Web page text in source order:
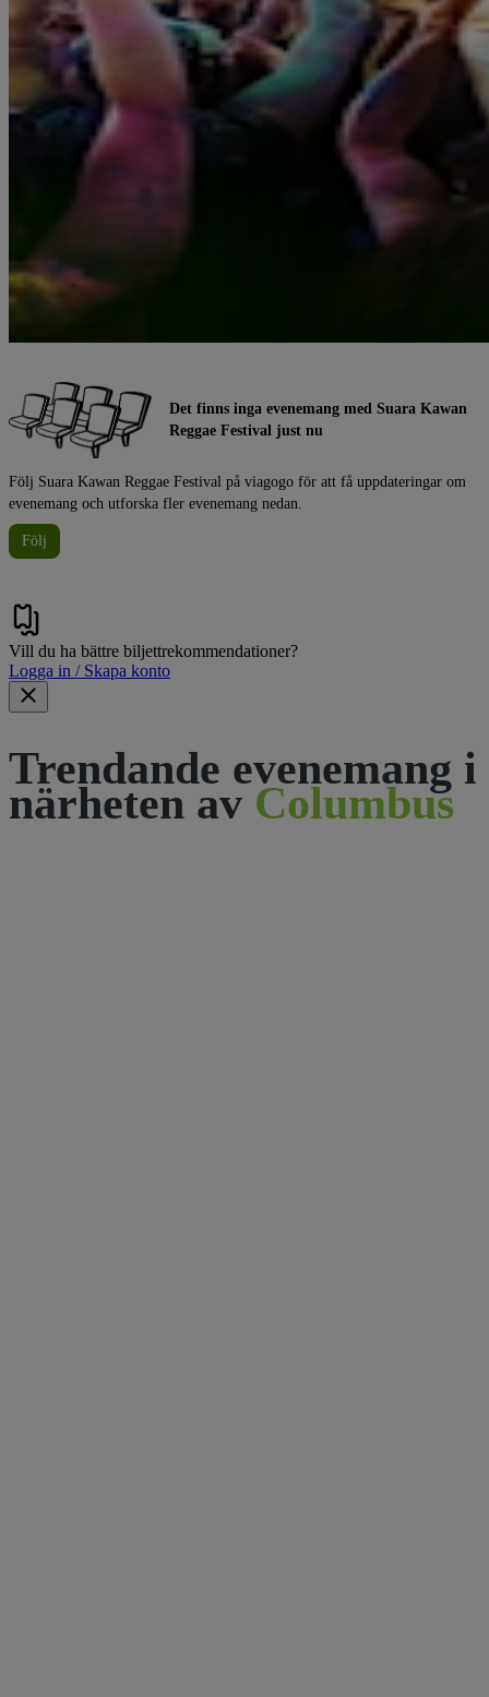
Det finns inga evenemang med Suara Kawan
Reggae Festival just nu
Följ Suara Kawan Reggae Festival på viagogo för att få uppdateringar om
evenemang och utforska fler evenemang nedan.
Följ
Vill du ha bättre biljettrekommendationer?
Logga in / Skapa konto
Trendande evenemang i
närheten av Columbus